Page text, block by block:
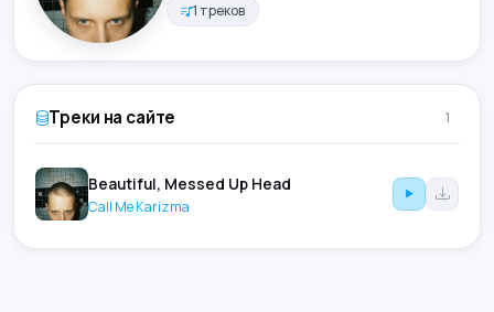
1 треков
Треки на сайте 1
Beautiful, Messed Up Head
Call Me Karizma